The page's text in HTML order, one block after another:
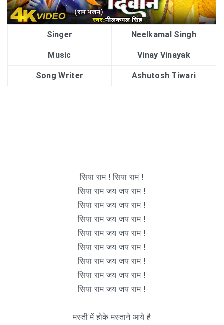
Singer Neelkamal Singh
Music Vinay Vinayak
Song Writer Ashutosh Tiwari
सिया राम ! सिया राम !
सिया राम जय जय राम !
सिया राम जय जय राम !
सिया राम जय जय राम !
सिया राम जय जय राम !
सिया राम जय जय राम !
सिया राम जय जय राम !
सिया राम जय जय राम !
सिया राम जय जय राम !
मस्ती में होके मस्ताने आये है